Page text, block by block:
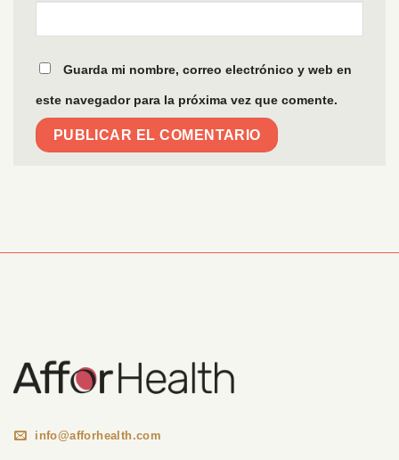
Guarda mi nombre, correo electrónico y web en
este navegador para la próxima vez que comente.
info@afforhealth.com